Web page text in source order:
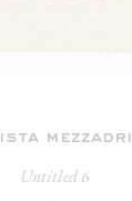
mezzadri
Untitled 6